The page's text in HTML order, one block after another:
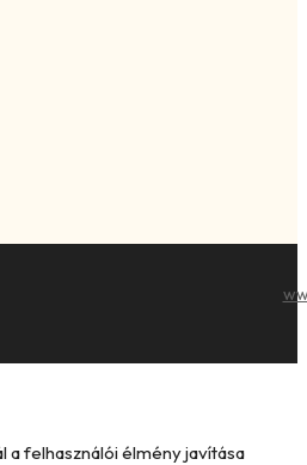
a felhasználói élmény javítása